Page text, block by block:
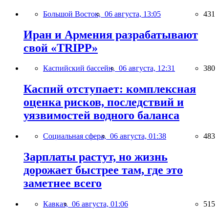
Большой Восток, 06 августа, 13:05 431
Иран и Армения разрабатывают
свой «TRIPP»
Каспийский бассейн, 06 августа, 12:31 380
Каспий отступает: комплексная
оценка рисков, последствий и
уязвимостей водного баланса
Социальная сфера, 06 августа, 01:38 483
Зарплаты растут, но жизнь
дорожает быстрее там, где это
заметнее всего
Кавказ, 06 августа, 01:06 515